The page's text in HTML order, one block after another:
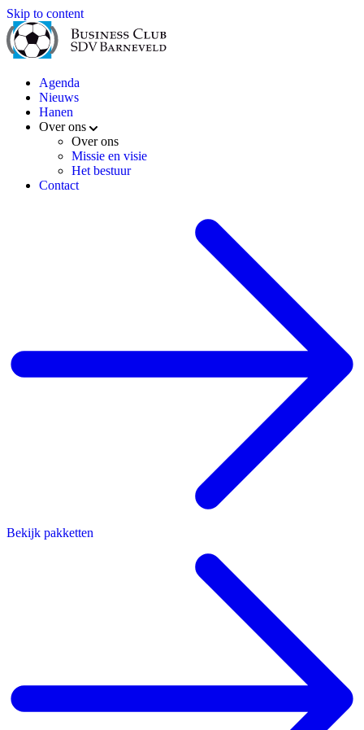
Skip to content
Agenda
Nieuws
Hanen
Over ons
Over ons
Missie en visie
Het bestuur
Contact
Bekijk pakketten